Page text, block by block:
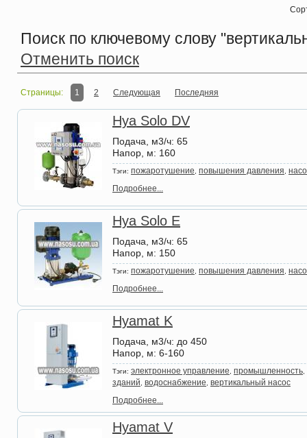
Поиск по ключевому слову
Отменить поиск
Страницы: 1 2 Следующая Последняя
Hya Solo DV
Подача, м3/ч: 65
Напор, м: 160
Тэги: пожаротушение повышения давления
Подробнее...
Hya Solo E
Подача, м3/ч: 65
Напор, м: 150
Тэги: пожаротушение повышения давления
Подробнее...
Hyamat K
Подача, м3/ч: до 450
Напор, м: 6-160
Тэги: электронное управление промышленность
зданий водоснабжение вертикальный насос
Подробнее...
Hyamat V